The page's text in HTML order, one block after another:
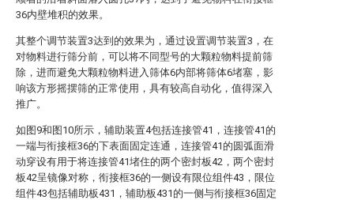
36内壁堆积的效果。
其整个调节装置3达到的效果为，通过设置调节装置3，在
对物料进行筛分前，可以将不同型号的大颗粒物料提前筛
除，进而避免大颗粒物料进入筛体6内部将筛体6堵塞，影
响该方形摇摆筛的正常使用，具有较高自动化，值得深入
推广。
如图9和图10所示，辅助装置4包括连接管41，连接管41的
一端与衔接框36的下表面固定连通，连接管41的圆弧面滑
动穿设有用于将连接管41堵住的两个密封板42，两个密封
板42呈镜像对称，衔接框36的一侧设有限位组件43，限位
组件43包括辅助板431，辅助板431的一侧与衔接框36固定